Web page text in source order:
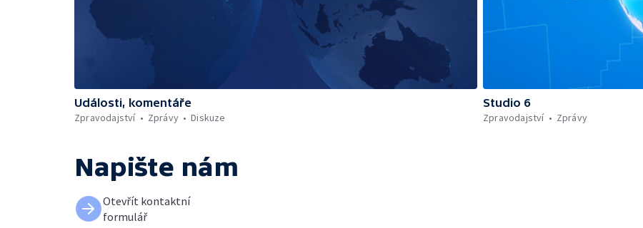
Události, komentáře
Zpravodajství
Zprávy Diskuze
Studio 6
Zpravodajství
Zprávy
Napište nám
Otevřít kontaktní
formulář